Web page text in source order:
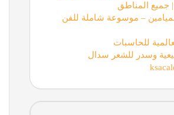
| جميع المناطق
– موسوعة شاملة للفن
للحاسبات
وسدر للشعر سدال